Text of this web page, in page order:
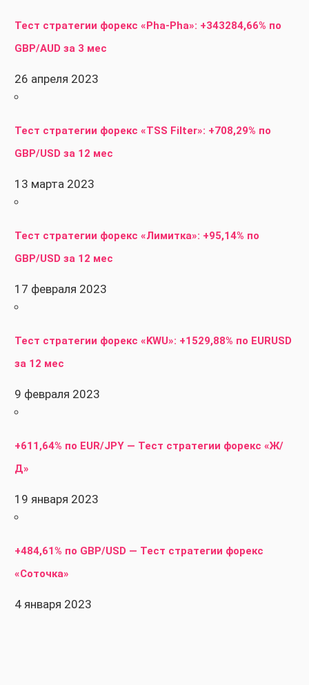
Тест стратегии форекс «Pha-Pha»: +343284,66% по
GBP/AUD за 3 мес
26 апреля 2023
Тест стратегии форекс «TSS Filter»: +708,29% по
GBP/USD за 12 мес
13 марта 2023
Тест стратегии форекс «Лимитка»: +95,14% по
GBP/USD за 12 мес
17 февраля 2023
Тест стратегии форекс «KWU»: +1529,88% по EURUSD
за 12 мес
9 февраля 2023
+611,64% по EUR/JPY — Тест стратегии форекс «Ж/
Д»
19 января 2023
+484,61% по GBP/USD — Тест стратегии форекс
«Соточка»
4 января 2023